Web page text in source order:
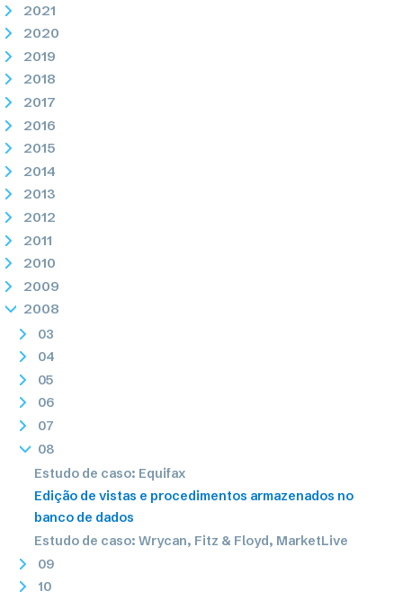
2021
2020
2019
2018
2017
2016
2015
2014
2013
2012
2011
2010
2009
2008
03
04
05
06
07
08
Estudo de caso: Equifax
Edição de vistas e procedimentos armazenados no
banco de dados
Estudo de caso: Wrycan, Fitz & Floyd, MarketLive
09
10